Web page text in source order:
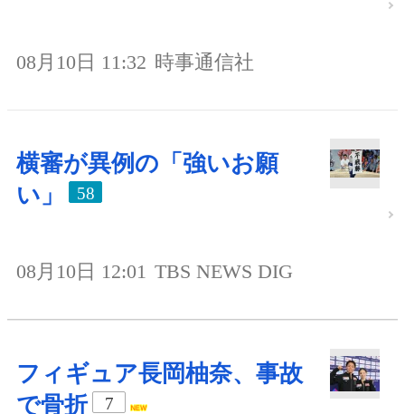
08月10日 11:32 時事通信社
横審が異例の「強いお願
い」
58
08月10日 12:01 TBS NEWS DIG
フィギュア長岡柚奈、事故
で骨折
7